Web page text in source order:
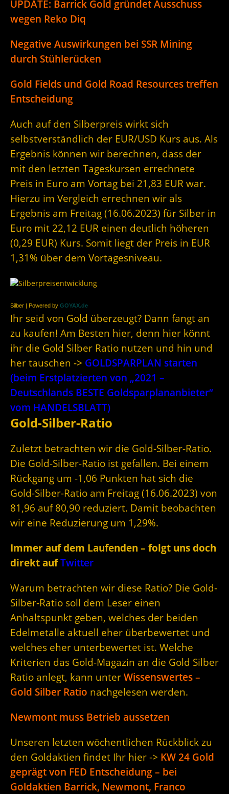
UPDATE: Barrick Gold gründet Ausschuss
wegen Reko Diq
Negative Auswirkungen bei SSR Mining
durch Stühlerücken
Gold Fields und Gold Road Resources treffen
Entscheidung
Auch auf den Silberpreis wirkt sich
selbstverständlich der EUR/USD Kurs aus. Als
Ergebnis können wir berechnen, dass der
mit den letzten Tageskursen errechnete
Preis in Euro am Vortag bei 21,83 EUR war.
Hierzu im Vergleich errechnen wir als
Ergebnis am Freitag (16.06.2023) für Silber in
Euro mit 22,12 EUR einen deutlich höheren
(0,29 EUR) Kurs. Somit liegt der Preis in EUR
1,31% über dem Vortagesniveau.
Silber | Powered by GOYAX.de
Ihr seid von Gold überzeugt? Dann fangt an
zu kaufen! Am Besten hier, denn hier könnt
ihr die Gold Silber Ratio nutzen und hin und
her tauschen -> GOLDSPARPLAN starten
(beim Erstplatzierten von „2021 –
Deutschlands BESTE Goldsparplananbieter“
vom HANDELSBLATT)
Gold-Silber-Ratio
Zuletzt betrachten wir die Gold-Silber-Ratio.
Die Gold-Silber-Ratio ist gefallen. Bei einem
Rückgang um -1,06 Punkten hat sich die
Gold-Silber-Ratio am Freitag (16.06.2023) von
81,96 auf 80,90 reduziert. Damit beobachten
wir eine Reduzierung um 1,29%.
Immer auf dem Laufenden – folgt uns doch
direkt aufTwitter
Warum betrachten wir diese Ratio? Die Gold-
Silber-Ratio soll dem Leser einen
Anhaltspunkt geben, welches der beiden
Edelmetalle aktuell eher überbewertet und
welches eher unterbewertet ist. Welche
Kriterien das Gold-Magazin an die Gold Silber
Ratio anlegt, kann unter Wissenswertes –
Gold Silber Ratio nachgelesen werden.
Newmont muss Betrieb aussetzen
Unseren letzten wöchentlichen Rückblick zu
den Goldaktien findet Ihr hier -> KW 24 Gold
geprägt von FED Entscheidung – bei
Goldaktien Barrick, Newmont, Franco